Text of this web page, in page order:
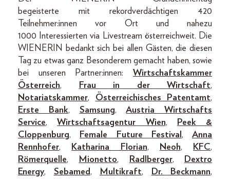
begeisterte mit rekordverdächtigen 420
Teilnehmer:innen vor Ort und nahezu
1000 Interessierten via Livestream österreichweit. Die
WIENERIN bedankt sich bei allen Gästen, die diesen
Tag zu etwas ganz Besonderem gemacht haben, sowie
bei unseren Partner:innen: Wirtschaftskammer
Österreich, Frau in der Wirtschaft,
Notariatskammer, Österreichisches Patentamt,
Erste Bank, Samsung,Austria Wirtschafts
Service,Wirtschaftsagentur Wien,
Peek &
Cloppenburg, Female Future Festival , Anna
Rennhofer, Katharina Florian, Neoh, KFC,
Römerquelle, Mionetto, Radlberger, Dextro
Energy, Sebamed, Multikraft, Dr. Beckmann,